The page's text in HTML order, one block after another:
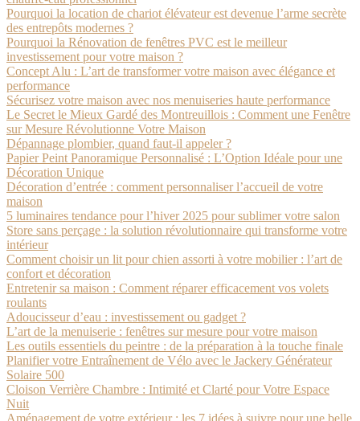
Pourquoi la location de chariot élévateur est devenue l’arme secrète
des entrepôts modernes ?
Pourquoi la Rénovation de fenêtres PVC est le meilleur
investissement pour votre maison ?
Concept Alu : L’art de transformer votre maison avec élégance et
performance
Sécurisez votre maison avec nos menuiseries haute performance
Le Secret le Mieux Gardé des Montreuillois : Comment une Fenêtre
sur Mesure Révolutionne Votre Maison
Dépannage plombier, quand faut-il appeler ?
Papier Peint Panoramique Personnalisé : L’Option Idéale pour une
Décoration Unique
Décoration d’entrée : comment personnaliser l’accueil de votre
maison
5 luminaires tendance pour l’hiver 2025 pour sublimer votre salon
Store sans perçage : la solution révolutionnaire qui transforme votre
intérieur
Comment choisir un lit pour chien assorti à votre mobilier : l’art de
confort et décoration
Entretenir sa maison : Comment réparer efficacement vos volets
roulants
Adoucisseur d’eau : investissement ou gadget ?
L’art de la menuiserie : fenêtres sur mesure pour votre maison
Les outils essentiels du peintre : de la préparation à la touche finale
Planifier votre Entraînement de Vélo avec le Jackery Générateur
Solaire 500
Cloison Verrière Chambre : Intimité et Clarté pour Votre Espace
Nuit
Aménagement de votre extérieur : les 7 idées à suivre pour une belle